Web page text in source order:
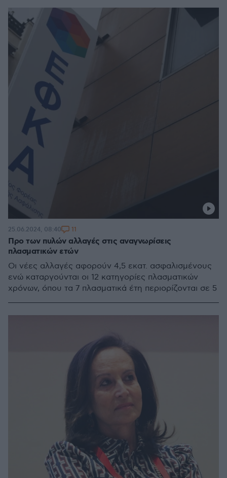
αδικιών για πολυπληθείς ομάδες συνταξιούχων - Τα
σενάρια για τις συντάξεις χηρείας
Προ των πυλών αλλαγές στις αναγνωρίσεις
πλασματικών ετών
Οι νέες αλλαγές αφορούν 4,5 εκατ. ασφαλισμένους
ενώ καταργούνται οι 12 κατηγορίες πλασματικών
χρόνων, όπου τα 7 πλασματικά έτη περιορίζονται σε 5
25.06.2024, 08:40 11